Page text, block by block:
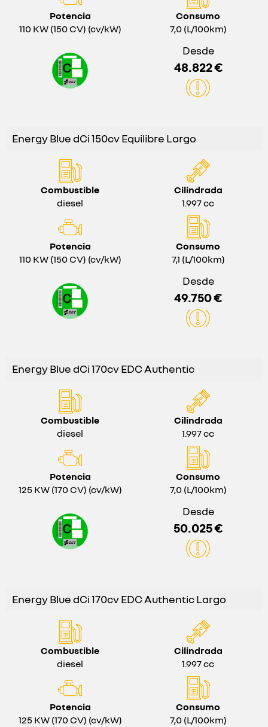
Potencia
110 KW (150 CV) (cv/kW)
Consumo
7,0 (L/100km)
Desde
48.822 €
Energy Blue dCi 150cv Equilibre Largo
Combustible
diesel
Cilindrada
1.997 cc
Potencia
110 KW (150 CV) (cv/kW)
Consumo
7,1 (L/100km)
Desde
49.750 €
Energy Blue dCi 170cv EDC Authentic
Combustible
diesel
Cilindrada
1.997 cc
Potencia
125 KW (170 CV) (cv/kW)
Consumo
7,0 (L/100km)
Desde
50.025 €
Energy Blue dCi 170cv EDC Authentic Largo
Combustible
diesel
Cilindrada
1.997 cc
Potencia
125 KW (170 CV) (cv/kW)
Consumo
7,0 (L/100km)